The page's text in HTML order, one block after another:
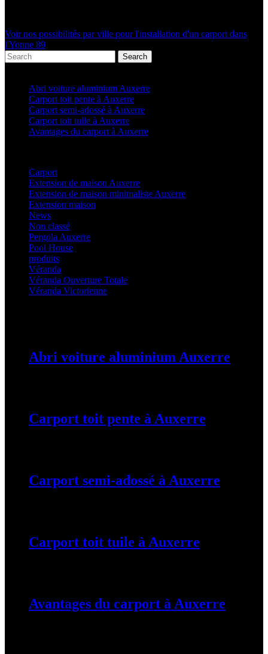
Voir nos possibilités par ville pour l'installation d'un carport dans
l'Yonne 89
Search
Abri voiture aluminium Auxerre
Carport toit pente à Auxerre
Carport semi-adossé à Auxerre
Carport toit tuile à Auxerre
Avantages du carport à Auxerre
Carport(36)
Extension de maison Auxerre
Extension de maison minimaliste Auxerre
Extension maison
News
Non classé
Pergola Auxerre
Pool House
produits
Véranda
Véranda Ouverture Totale
Véranda Victorienne
Abri voiture aluminium Auxerre
Carport toit pente à Auxerre
Carport semi-adossé à Auxerre
Carport toit tuile à Auxerre
Avantages du carport à Auxerre